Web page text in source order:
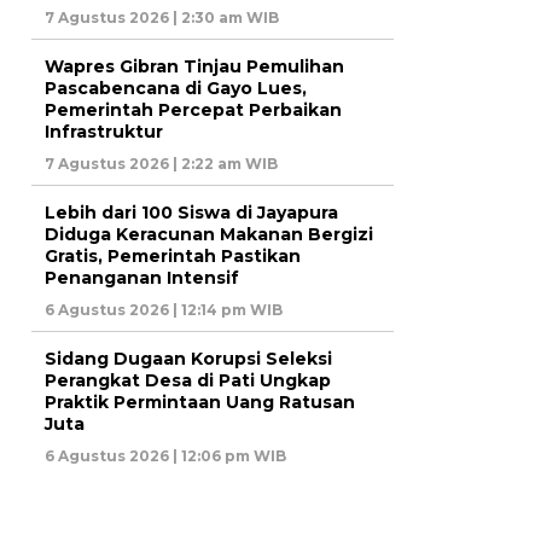
7 Agustus 2026 | 2:30 am WIB
Wapres Gibran Tinjau Pemulihan
Pascabencana di Gayo Lues,
Pemerintah Percepat Perbaikan
Infrastruktur
7 Agustus 2026 | 2:22 am WIB
Lebih dari 100 Siswa di Jayapura
Diduga Keracunan Makanan Bergizi
Gratis, Pemerintah Pastikan
Penanganan Intensif
6 Agustus 2026 | 12:14 pm WIB
Sidang Dugaan Korupsi Seleksi
Perangkat Desa di Pati Ungkap
Praktik Permintaan Uang Ratusan
Juta
6 Agustus 2026 | 12:06 pm WIB